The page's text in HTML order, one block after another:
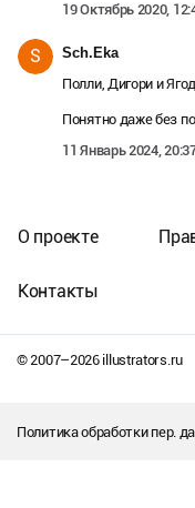
19 Октябрь 2020,
S Sch.Eka
Полли, Дигори и
Понятно даже без
11 Январь 2024,
© 2007–2026illustrators.ru
О проекте
Контакты
Политика обработки пер.